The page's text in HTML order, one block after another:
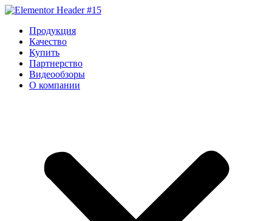
Перейти
содержимому
Продукция
Качество
Купить
Партнерство
Видеообзоры
О компании